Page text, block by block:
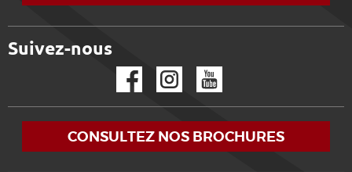
Suivez-nous
CONSULTEZ NOS BROCHURES